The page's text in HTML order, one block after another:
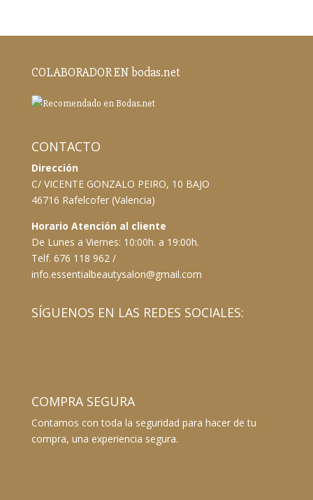
COLABORADOR EN bodas.net
CONTACTO
Dirección
C/ VICENTE GONZALO PEIRO, 10 BAJO
46716 Rafelcofer (Valencia)
Horario Atención al cliente
De Lunes a Viernes: 10:00h. a 19:00h.
Telf. 676 118 962 /
info.essentialbeautysalon@gmail.com
SÍGUENOS EN LAS REDES SOCIALES:
COMPRA SEGURA
Contamos con toda la seguridad para hacer de tu
compra, una experiencia segura.